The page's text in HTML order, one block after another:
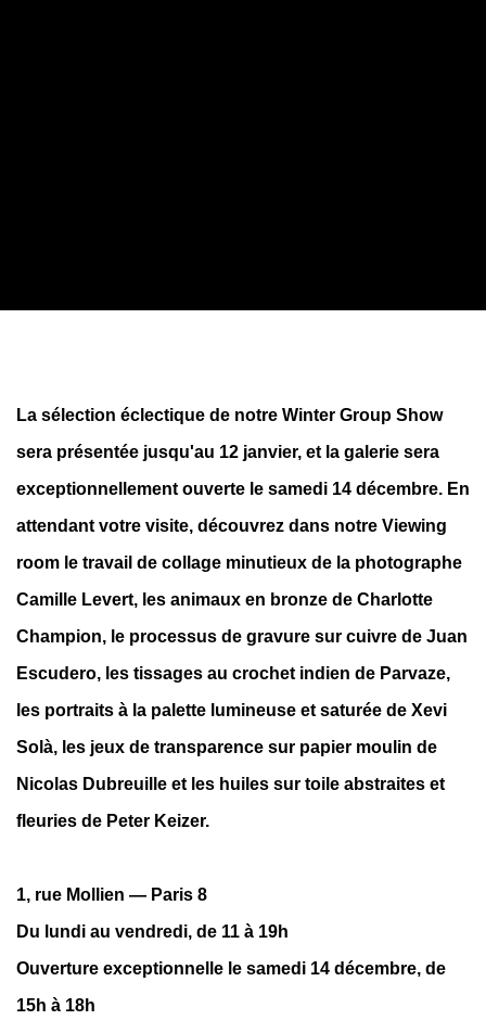
WINTER GROUP SHOW
La sélection éclectique de notre Winter Group Show
sera présentée jusqu'au 12 janvier, et la galerie sera
exceptionnellement ouverte le samedi 14 décembre. En
attendant votre visite, découvrez dans notre Viewing
room le travail de collage minutieux de la photographe
Camille Levert, les animaux en bronze de Charlotte
Champion, le processus de gravure sur cuivre de Juan
Escudero, les tissages au crochet indien de Parvaze,
les portraits à la palette lumineuse et saturée de Xevi
Solà, les jeux de transparence sur papier moulin de
Nicolas Dubreuille et les huiles sur toile abstraites et
fleuries de Peter Keizer.
1, rue Mollien — Paris 8
Du lundi au vendredi, de 11 à 19h
Ouverture exceptionnelle le samedi 14 décembre, de
15h à 18h